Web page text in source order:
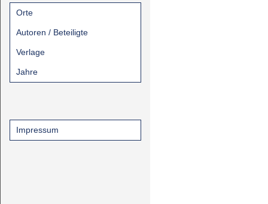
Orte
Autoren / Beteiligte
Verlage
Jahre
Impressum